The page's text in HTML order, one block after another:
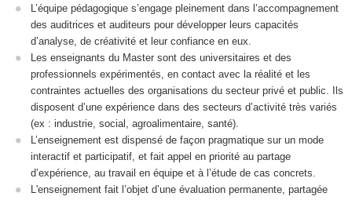
L’équipe pédagogique s’engage pleinement dans l’accompagnement
des auditrices et auditeurs pour développer leurs capacités
d’analyse, de créativité et leur confiance en eux.
Les enseignants du Master sont des universitaires et des
professionnels expérimentés, en contact avec la réalité et les
contraintes actuelles des organisations du secteur privé et public. Ils
disposent d’une expérience dans des secteurs d’activité très variés
(ex : industrie, social, agroalimentaire, santé).
L’enseignement est dispensé de façon pragmatique sur un mode
interactif et participatif, et fait appel en priorité au partage
d’expérience, au travail en équipe et à l’étude de cas concrets.
L'enseignement fait l’objet d’une évaluation permanente, partagée